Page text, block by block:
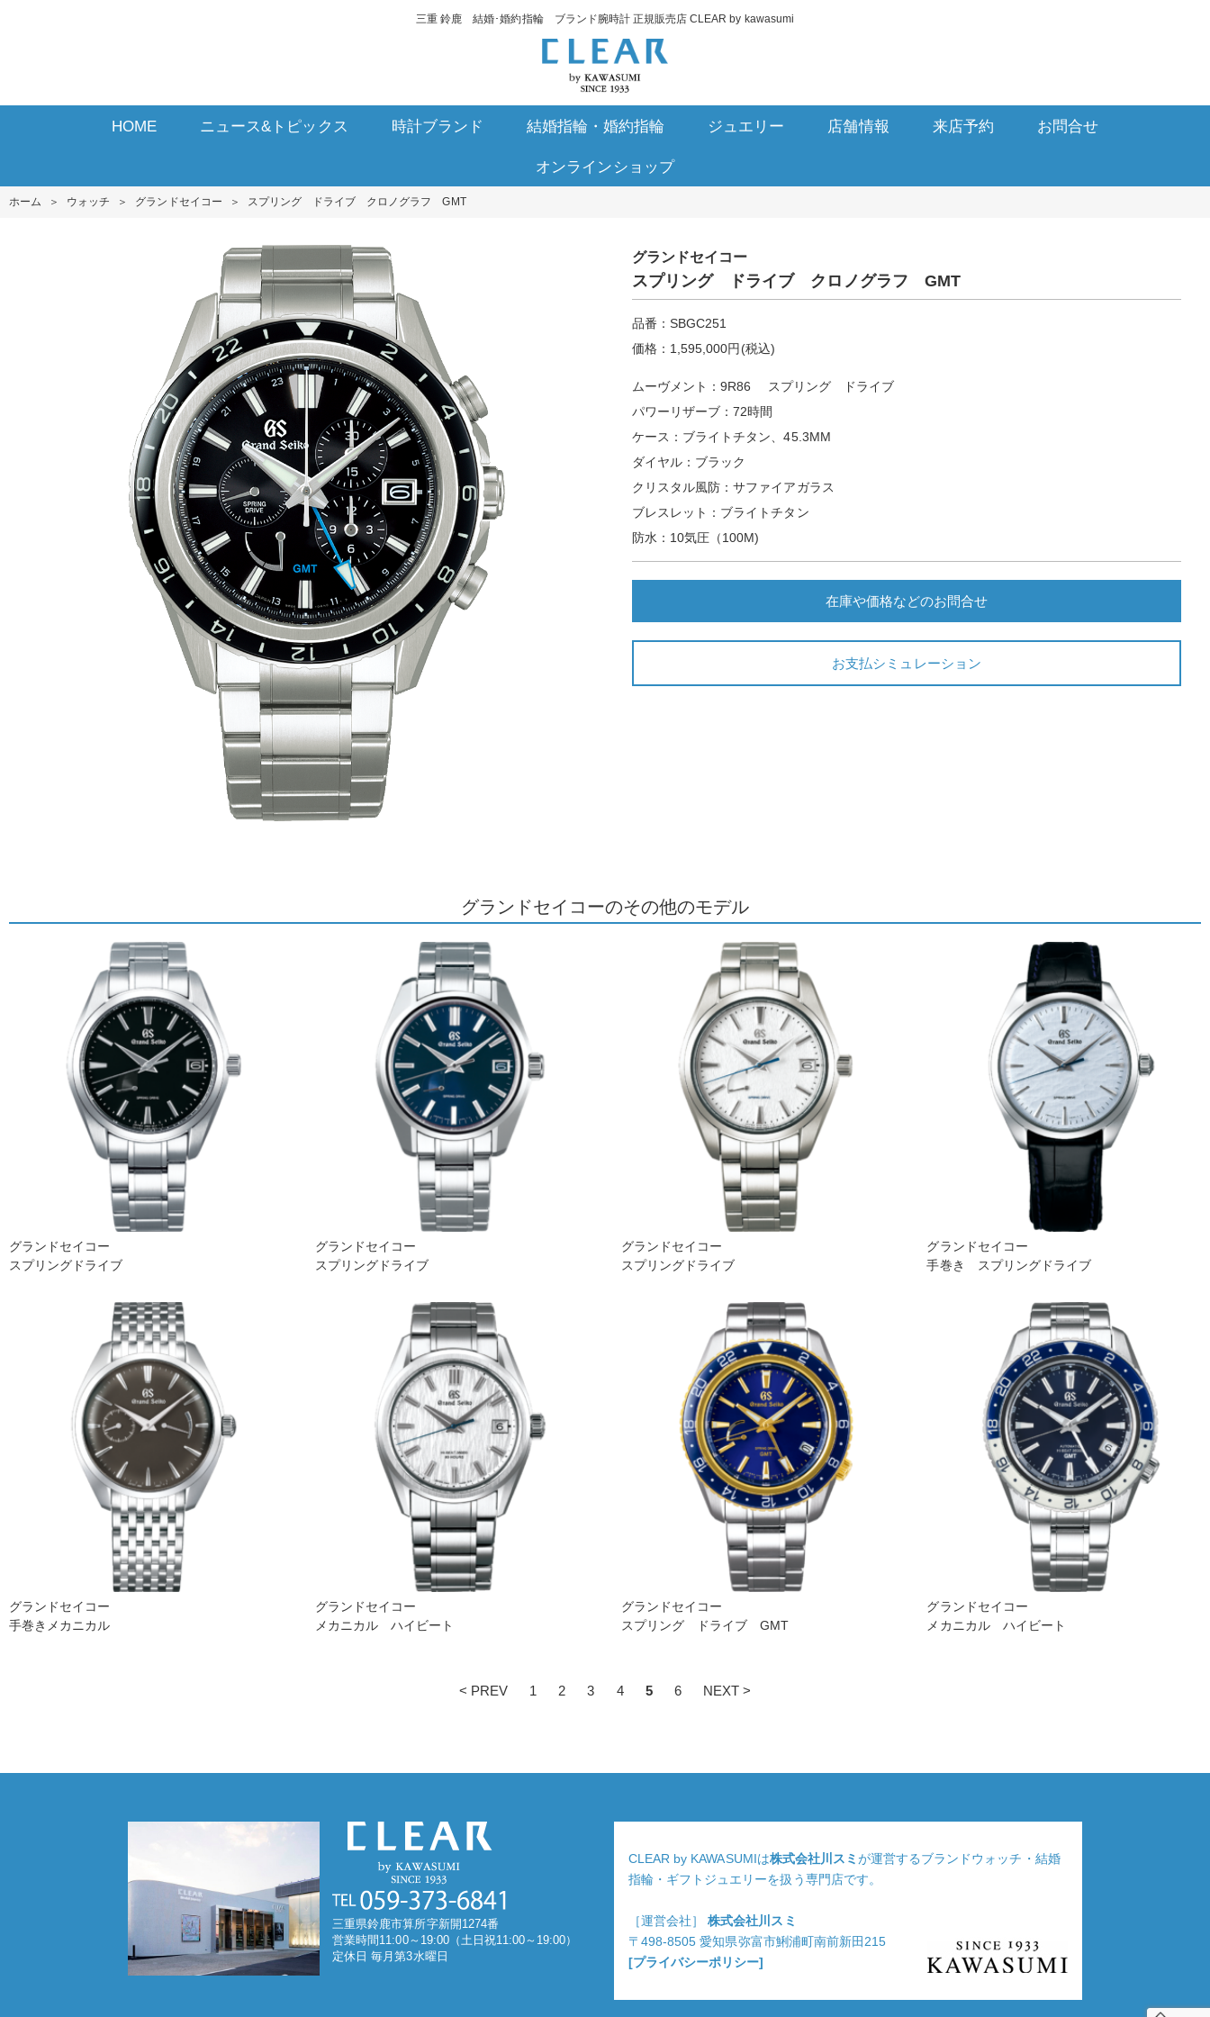
三重 鈴鹿 結婚･婚約指輪 ブランド腕時計 正規販売店 CLEAR by kawasumi
HOME ニュース&トピックス 時計ブランド 結婚指輪・婚約指輪 ジュエリー 店舗情報 来店予約 お問合せ
オンラインショップ
ホーム ＞ ウォッチ ＞ グランドセイコー ＞ スプリング ドライブ クロノグラフ GMT
グランドセイコー
スプリング ドライブ クロノグラフ GMT
品番：SBGC251
価格：1,595,000円(税込)
ムーヴメント：9R86 スプリング ドライブ
パワーリザーブ：72時間
ケース：ブライトチタン、45.3MM
ダイヤル：ブラック
クリスタル風防：サファイアガラス
ブレスレット：ブライトチタン
防水：10気圧（100M)
在庫や価格などのお問合せ
お支払シミュレーション
グランドセイコーのその他のモデル
グランドセイコー
スプリングドライブ
グランドセイコー
スプリングドライブ
グランドセイコー
スプリングドライブ
グランドセイコー
手巻き スプリングドライブ
グランドセイコー
手巻きメカニカル
グランドセイコー
メカニカル ハイビート
グランドセイコー
スプリング ドライブ GMT
グランドセイコー
メカニカル ハイビート
< PREV 1 2 3 4 5 6 NEXT >
三重県鈴鹿市算所字新開1274番
営業時間11:00～19:00（土日祝11:00～19:00）
定休日 毎月第3水曜日
CLEAR by KAWASUMIは株式会社川スミが運営するブランドウォッチ・結婚
指輪・ギフトジュエリーを扱う専門店です。
［運営会社］株式会社川スミ
〒498-8505 愛知県弥富市鯏浦町南前新田215
[プライバシーポリシー]